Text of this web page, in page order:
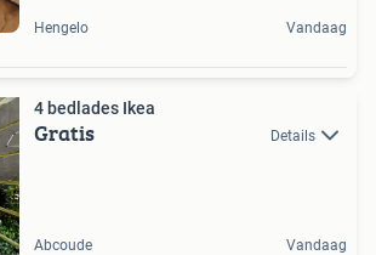
Hengelo Vandaag
4 bedlades Ikea
Gratis Details
Abcoude Vandaag